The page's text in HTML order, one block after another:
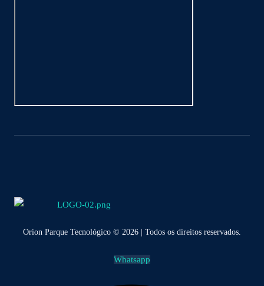
Orion Parque Tecnológico © 2026 | Todos os direitos reservados.
Whatsapp